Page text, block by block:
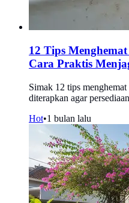
12 Tips
Cara Praktis
Simak 12 tips
diterapkan agar
Hot•1 bulan lalu